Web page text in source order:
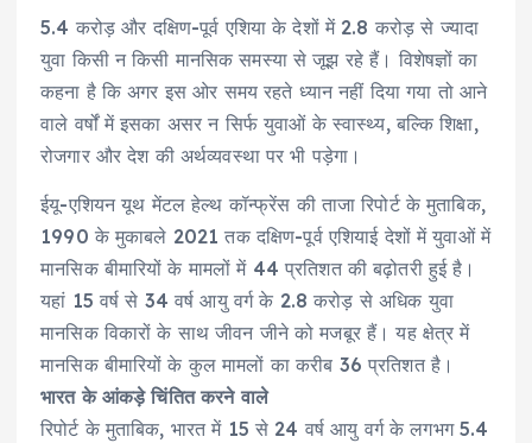
5.4 करोड़ और दक्षिण-पूर्व एशिया के देशों में 2.8 करोड़ से ज्यादा
युवा किसी न किसी मानसिक समस्या से जूझ रहे हैं। विशेषज्ञों का
कहना है कि अगर इस ओर समय रहते ध्यान नहीं दिया गया तो आने
वाले वर्षों में इसका असर न सिर्फ युवाओं के स्वास्थ्य, बल्कि शिक्षा,
रोजगार और देश की अर्थव्यवस्था पर भी पड़ेगा।
ईयू-एशियन यूथ मेंटल हेल्थ कॉन्फ्रेंस की ताजा रिपोर्ट के मुताबिक,
1990 के मुकाबले 2021 तक दक्षिण-पूर्व एशियाई देशों में युवाओं में
मानसिक बीमारियों के मामलों में 44 प्रतिशत की बढ़ोतरी हुई है।
यहां 15 वर्ष से 34 वर्ष आयु वर्ग के 2.8 करोड़ से अधिक युवा
मानसिक विकारों के साथ जीवन जीने को मजबूर हैं। यह क्षेत्र में
मानसिक बीमारियों के कुल मामलों का करीब 36 प्रतिशत है।
भारत के आंकड़े चिंतित करने वाले
रिपोर्ट के मुताबिक, भारत में 15 से 24 वर्ष आयु वर्ग के लगभग 5.4